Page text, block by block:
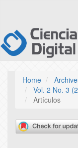
page
content
Main
Content
Sidebar
Home
Vol. 2 No. 3
Artículos